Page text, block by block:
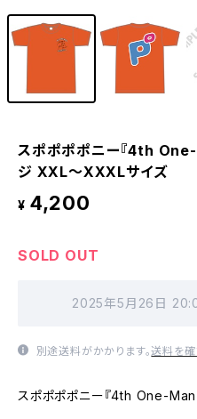
スポポポポニー『4th
ジ XXL〜XXXLサイズ
¥ 4,200
SOLD OUT
2025年5月26日
別途送料がかかります。送料を確
スポポポポニー『4th One-Man